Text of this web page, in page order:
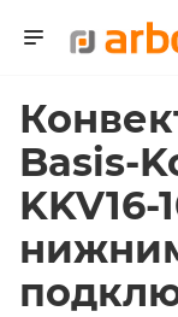
Basis-
KKV16-